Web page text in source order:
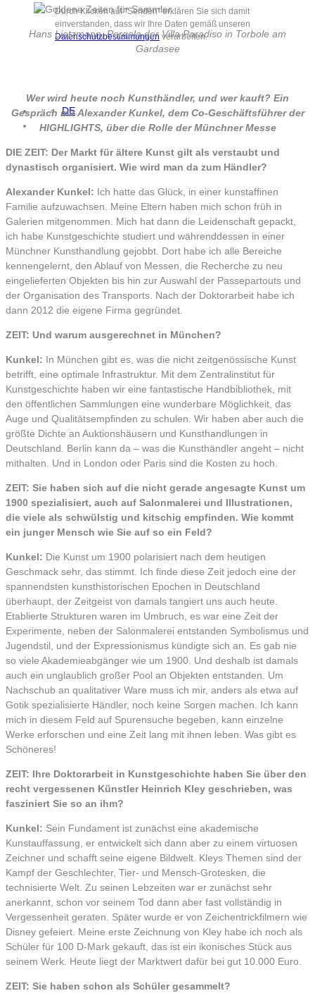
Durch Klicken auf "Senden" erklären Sie sich damit
einverstanden, dass wir Ihre Daten gemäß unseren
Datenschutzbestimmungen verarbeiten.
DE
Hans Lietzmann, Pergola der Villa Paradiso in Torbole am
Gardasee
Wer wird heute noch Kunsthändler, und wer kauft? Ein
Gespräch mit Alexander Kunkel, dem Co-Geschäftsführer der
HIGHLIGHTS, über die Rolle der Münchner Messe
DIE ZEIT: Der Markt für ältere Kunst gilt als verstaubt und
dynastisch organisiert. Wie wird man da zum Händler?
Alexander Kunkel: Ich hatte das Glück, in einer kunstaffinen
Familie aufzuwachsen. Meine Eltern haben mich schon früh in
Galerien mitgenommen. Mich hat dann die Leidenschaft gepackt,
ich habe Kunstgeschichte studiert und währenddessen in einer
Münchner Kunsthandlung gejobbt. Dort habe ich alle Bereiche
kennengelernt, den Ablauf von Messen, die Recherche zu neu
eingelieferten Objekten bis hin zur Auswahl der Passepartouts und
der Organisation des Transports. Nach der Doktorarbeit habe ich
dann 2012 die eigene Firma gegründet.
ZEIT: Und warum ausgerechnet in München?
Kunkel: In München gibt es, was die nicht zeitgenössische Kunst
betrifft, eine optimale Infrastruktur. Mit dem Zentralinstitut für
Kunstgeschichte haben wir eine fantastische Handbibliothek, mit
den öffentlichen Sammlungen eine wunderbare Möglichkeit, das
Auge und Qualitätsempfinden zu schulen. Wir haben aber auch die
größte Dichte an Auktionshäusern und Kunsthandlungen in
Deutschland. Berlin kann da – was die Kunsthändler angeht – nicht
mithalten. Und in London oder Paris sind die Kosten zu hoch.
ZEIT: Sie haben sich auf die nicht gerade angesagte Kunst um
1900 spezialisiert, auch auf Salonmalerei und Illustrationen,
die viele als schwülstig und kitschig empfinden. Wie kommt
ein junger Mensch wie Sie auf so ein Feld?
Kunkel: Die Kunst um 1900 polarisiert nach dem heutigen
Geschmack sehr, das stimmt. Ich finde diese Zeit jedoch eine der
spannendsten kunsthistorischen Epochen in Deutschland
überhaupt, der Zeitgeist von damals tangiert uns auch heute.
Etablierte Strukturen waren im Umbruch, es war eine Zeit der
Experimente, neben der Salonmalerei entstanden Symbolismus und
Jugendstil, und der Expressionismus kündigte sich an. Es gab nie
so viele Akademieabgänger wie um 1900. Und deshalb ist damals
auch ein unglaublich großer Pool an Objekten entstanden. Um
Nachschub an qualitativer Ware muss ich mir, anders als etwa auf
Gotik spezialisierte Händler, noch keine Sorgen machen. Ich kann
mich in diesem Feld auf Spurensuche begeben, kann einzelne
Werke erforschen und eine Zeit lang mit ihnen leben. Was gibt es
Schöneres!
ZEIT: Ihre Doktorarbeit in Kunstgeschichte haben Sie über den
recht vergessenen Künstler Heinrich Kley geschrieben, was
fasziniert Sie so an ihm?
Kunkel: Sein Fundament ist zunächst eine akademische
Kunstauffassung, er entwickelt sich dann aber zu einem virtuosen
Zeichner und schafft seine eigene Bildwelt. Kleys Themen sind der
Kampf der Geschlechter, Tier- und Mensch-Grotesken, die
technisierte Welt. Zu seinen Lebzeiten war er zunächst sehr
anerkannt, schon vor seinem Tod dann aber fast vollständig in
Vergessenheit geraten. Später wurde er von Zeichentrickfilmern wie
Disney gefeiert. Meine erste Zeichnung von Kley habe ich noch als
Schüler für 100 D-Mark gekauft, das ist ein ikonisches Stück aus
seinem Werk. Heute liegt der Marktwert dafür bei gut 10.000 Euro.
ZEIT: Sie haben schon als Schüler gesammelt?